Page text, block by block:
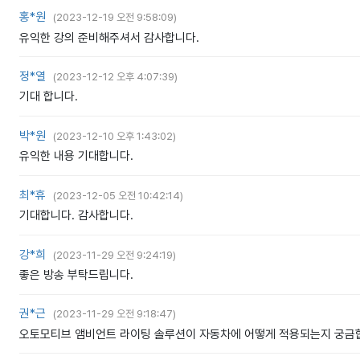
홍*원 (2023-12-19 오전 9:58:09)
유익한 강의 준비해주셔서 감사합니다.
정*열 (2023-12-12 오후 4:07:39)
기대 합니다.
박*원 (2023-12-10 오후 1:43:02)
유익한 내용 기대합니다.
최*휴 (2023-12-05 오전 10:42:14)
기대합니다. 감사합니다.
강*희 (2023-11-29 오전 9:24:19)
좋은 방송 부탁드립니다.
권*근 (2023-11-29 오전 9:18:47)
오토모티브 앰비언트 라이팅 솔루션이 자동차에 어떻게 적용되는지 궁금